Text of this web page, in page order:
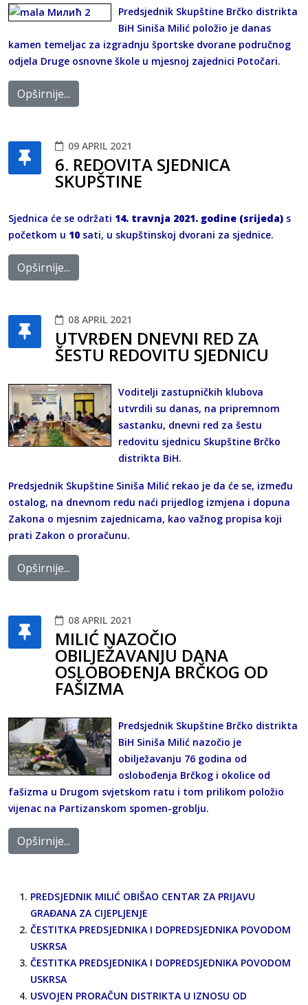
Predsjednik Skupštine Brčko distrikta
BiH Siniša Milić položio je danas
kamen temeljac za izgradnju športske dvorane područnog
odjela Druge osnovne škole u mjesnoj zajednici Potočari.
Opširnije...
09 APRIL 2021
6. REDOVITA SJEDNICA
SKUPŠTINE
Sjednica će se održati 14. travnja 2021. godine (srijeda) s
početkom u 10 sati, u skupštinskoj dvorani za sjednice.
Opširnije...
08 APRIL 2021
UTVRĐEN DNEVNI RED ZA
ŠESTU REDOVITU SJEDNICU
Voditelji zastupničkih klubova
utvrdili su danas, na pripremnom
sastanku, dnevni red za šestu
redovitu sjednicu Skupštine Brčko
distrikta BiH.
Predsjednik Skupštine Siniša Milić rekao je da će se, između
ostalog, na dnevnom redu naći prijedlog izmjena i dopuna
Zakona o mjesnim zajednicama, kao važnog propisa koji
prati Zakon o proračunu.
Opširnije...
08 APRIL 2021
MILIĆ NAZOČIO
OBILJEŽAVANJU DANA
OSLOBOĐENJA BRČKOG OD
FAŠIZMA
Predsjednik Skupštine Brčko distrikta
BiH Siniša Milić nazočio je
obilježavanju 76 godina od
oslobođenja Brčkog i okolice od
fašizma u Drugom svjetskom ratu i tom prilikom položio
vijenac na Partizanskom spomen-groblju.
Opširnije...
PREDSJEDNIK MILIĆ OBIŠAO CENTAR ZA PRIJAVU
GRAĐANA ZA CIJEPLJENJE
ČESTITKA PREDSJEDNIKA I DOPREDSJEDNIKA POVODOM
USKRSA
ČESTITKA PREDSJEDNIKA I DOPREDSJEDNIKA POVODOM
USKRSA
USVOJEN PRORAČUN DISTRIKTA U IZNOSU OD